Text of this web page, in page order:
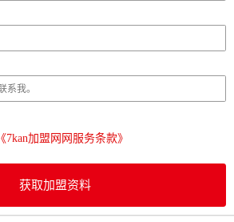
《7kan加盟网网服务条款》
获取加盟资料